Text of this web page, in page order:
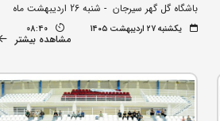
باشگاه گل گهر سیرجان - شنبه 26 اردیبهشت ماه
یکشنبه ۲۷ اردیبهشت ۱۴۰۵ 08:40
مشاهده بیشتر